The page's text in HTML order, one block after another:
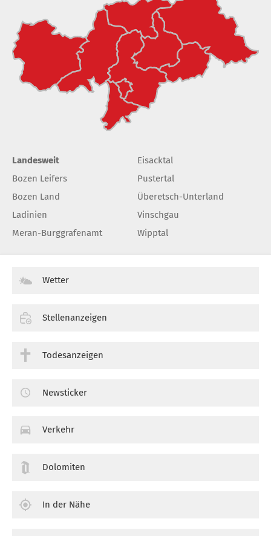
Landesweit
Bozen Leifers
Bozen Land
Ladinien
Meran-Burggrafenamt
Eisacktal
Pustertal
Überetsch-Unterland
Vinschgau
Wipptal
Wetter
Stellenanzeigen
Todesanzeigen
Newsticker
Verkehr
Dolomiten
In der Nähe